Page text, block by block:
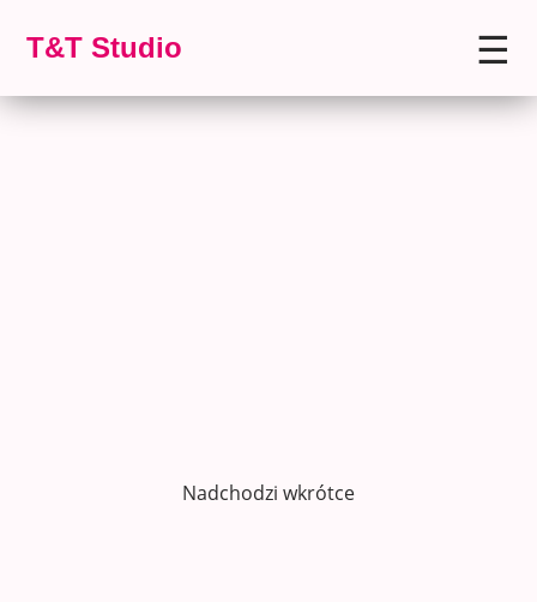
T&T Studio ☰
Nadchodzi wkrótce